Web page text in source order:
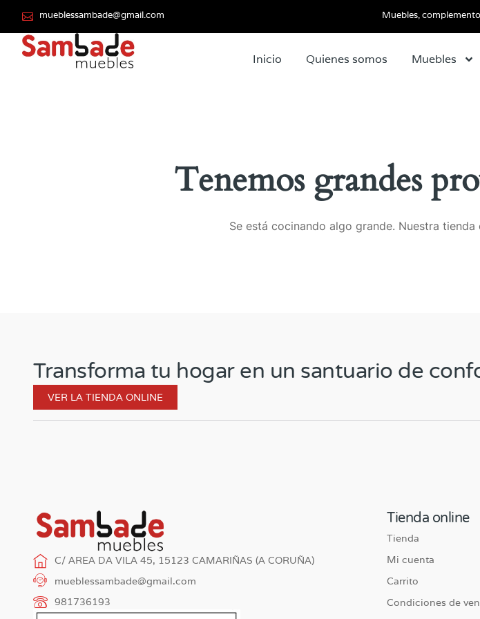
mueblessambade@gmail.com Muebles,
Inicio Quienes somos Muebles
Tenemos grandes
Se está cocinando algo grande. Nuestra
Transforma tu hogar en un santuario de
VER LA TIENDA ONLINE
C/ AREA DA VILA 45, 15123 CAMARIÑAS (A CORUÑA)
mueblessambade@gmail.com
981736193
Tienda online
Tienda
Mi cuenta
Carrito
Condiciones de